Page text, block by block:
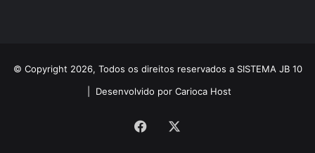
© Copyright 2026, Todos os direitos reservados a SISTEMA JB 10
Desenvolvido por Carioca Host
Facebook